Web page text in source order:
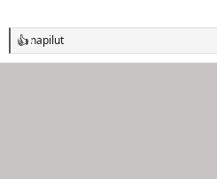
R
e
napilut